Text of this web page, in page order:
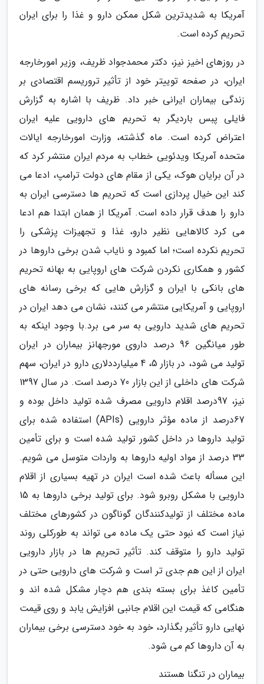
آمریکا به شدیدترین شکل ممکن دارو و غذا را برای ایران
تحریم کرده است.
در روزهای اخیز نیز، دکتر محمدجواد ظریف، وزیر امورخارجه
ایران، در صفحه توییتر خود از تأثیر تروریسم اقتصادی بر
زندگی بیماران ایرانی خبر داد. ظریف با اشاره به گزارش
فایلی پبس باردیگر به تحریم های دارویی علیه ایران
اعتراض کرده است. ماه گذشته، وزارت امورخارجه ایالات
متحده آمریکا ویدئویی خطاب به مردم ایران منتشر کرد که
در آن برایان هوک، یکی از مقام های دولت ترامپ، ادعا می
کند این خیال پردازی است که تحریم ها دسترسی ایران به
دارو را هدف قرار داده است. آمریکا از همان ابتدا هم ادعا
می کرد کالاهایی نظیر دارو، غذا و تجهیزات پزشکی را
تحریم نکرده است؛ اما کمبود و نایاب شدن برخی داروها در
کشور و همکاری نکردن شرکت های اروپایی به بهانه تحریم
های بانکی با ایران و گزارش هایی که برخی رسانه های
اروپایی و آمریکایی منتشر می کنند، نشان می دهد ایران در
تحریم های شدید دارویی به سر می برد.با وجود اینکه به
طور میانگین 96 درصد داروی مورجهانز بیماران در ایران
تولید می شود، در بازار 5، 4 میلیارددلاری دارو در ایران، سهم
شرکت های داخلی از این بازار 70 درصد است. در سال 1397
نیز، 97درصد اقلام دارویی مصرف شده تولید داخل بوده و
67درصد از ماده مؤثر دارویی (APIs) استفاده شده برای
تولید داروها در داخل کشور تولید شده است و برای تأمین
33 درصد از مواد اولیه داروها به واردات متوسل می شویم.
این مسأله باعث شده است ایران در تهیه بسیاری از اقلام
دارویی با مشکل روبرو شود. برای تولید برخی داروها به 15
ماده مختلف از تولیدکنندگان گوناگون در کشورهای مختلف
نیاز است که نبود حتی یک ماده می تواند به طورکلی روند
تولید دارو را متوقف کند. تأثیر تحریم ها در بازار دارویی
ایران از این هم جدی تر است و شرکت های دارویی حتی در
تأمین کاغذ برای بسته بندی هم دچار مشکل شده اند و
هنگامی که قیمت این اقلام جانبی افزایش یابد و روی قیمت
نهایی دارو تأثیر بگذارد، خود به خود دسترسی برخی بیماران
به آن داروها کم می شود.
بیماران در تنگنا هستند